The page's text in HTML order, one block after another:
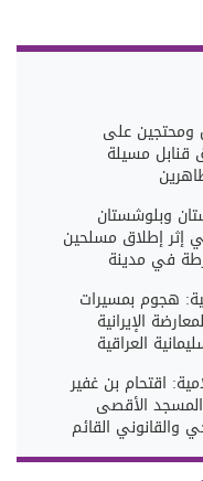
ومحتجين على
قنابل مسيلة
وبلوشستان
إثر إطلاق مسلحين
في مدينة
هجوم بمسيرات
الإيرانية
العراقية
اقتحام بن غفير
الأقصى
والقانوني القائم